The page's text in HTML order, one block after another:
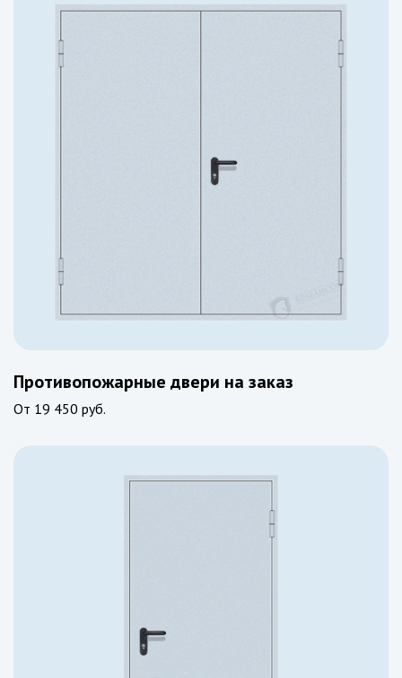
Противопожарные двери на заказ
От 19 450 руб.